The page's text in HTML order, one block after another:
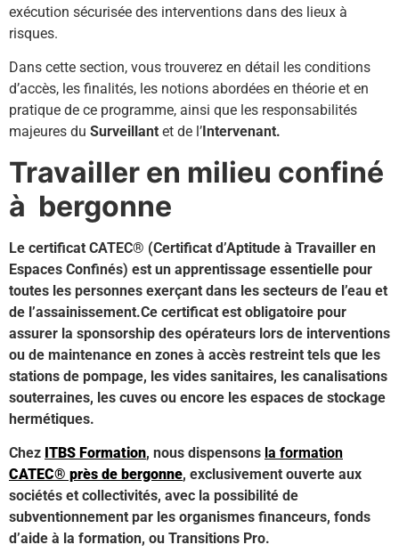
exécution sécurisée des interventions dans des lieux à
risques.
Dans cette section, vous trouverez en détail les conditions
d’accès, les finalités, les notions abordées en théorie et en
pratique de ce programme, ainsi que les responsabilités
majeures du Surveillant et de l’ Intervenant.
Travailler en milieu confiné
à bergonne
Le certificat CATEC® (Certificat d’Aptitude à Travailler en
Espaces Confinés) est un apprentissage essentielle pour
toutes les personnes exerçant dans les secteurs de l’eau et
de l’assainissement.Ce certificat est obligatoire pour
assurer la sponsorship des opérateurs lors de interventions
ou de maintenance en zones à accès restreint tels que les
stations de pompage, les vides sanitaires, les canalisations
souterraines, les cuves ou encore les espaces de stockage
hermétiques.
Chez ITBS Formation, nous dispensons la formation
CATEC® près de bergonne, exclusivement ouverte aux
sociétés et collectivités, avec la possibilité de
subventionnement par les organismes financeurs, fonds
d’aide à la formation, ou Transitions Pro.